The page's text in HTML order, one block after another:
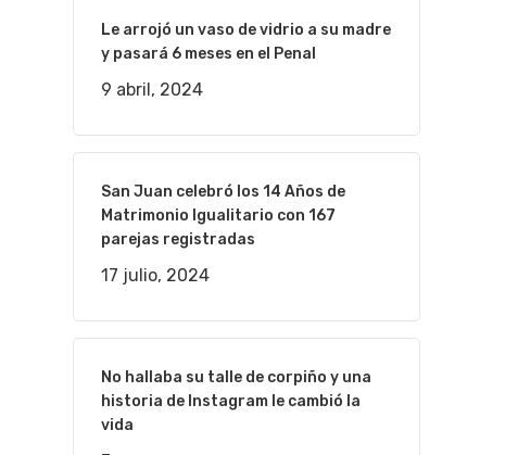
Le arrojó un vaso de vidrio a su madre
y pasará 6 meses en el Penal
9 abril, 2024
San Juan celebró los 14 Años de
Matrimonio Igualitario con 167
parejas registradas
17 julio, 2024
No hallaba su talle de corpiño y una
historia de Instagram le cambió la
vida